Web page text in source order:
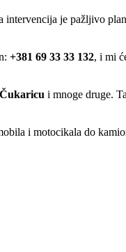
intervencija je pažljivo
+381 69 33 33 132, i mi
Čukaricu i mnoge druge.
i motocikala do